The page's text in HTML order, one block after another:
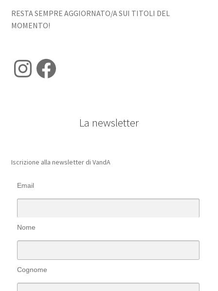
RESTA SEMPRE AGGIORNATO/A SUI TITOLI DEL
MOMENTO!
Instagram
Facebook
La newsletter
Iscrizione alla newsletter di VandA
Email
Nome
Cognome